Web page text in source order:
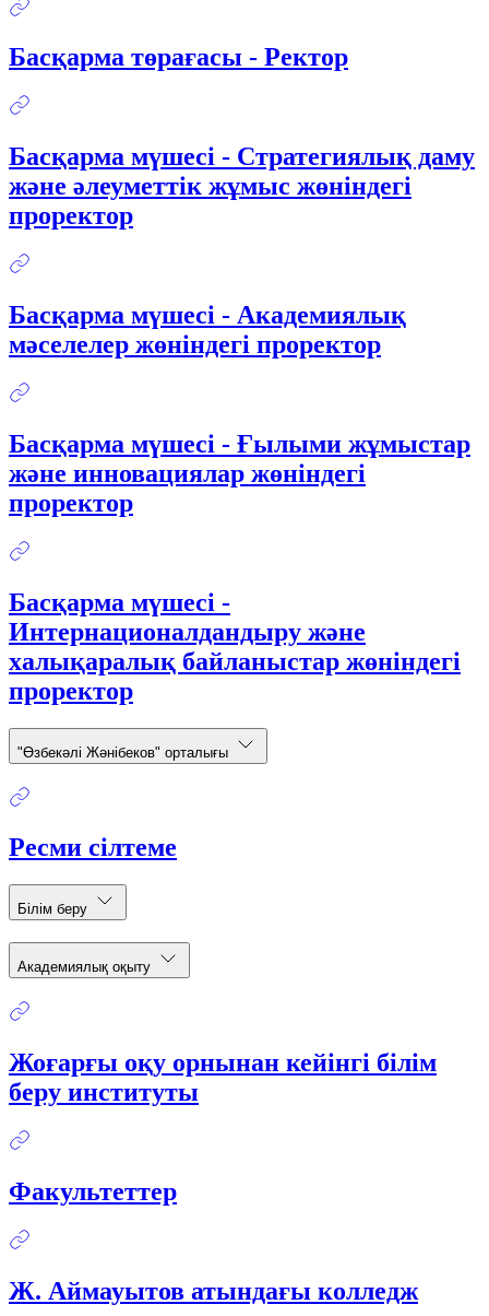
Басқарма төрағасы - Ректор
Басқарма мүшесі - Стратегиялық даму
және әлеуметтік жұмыс жөніндегі
проректор
Басқарма мүшесі - Академиялық
мәселелер жөніндегі проректор
Басқарма мүшесі - Ғылыми жұмыстар
және инновациялар жөніндегі
проректор
Басқарма мүшесі -
Интернационалдандыру және
халықаралық байланыстар жөніндегі
проректор
"Өзбекәлі Жәнібеков" орталығы
Ресми сілтеме
Білім беру
Академиялық оқыту
Жоғарғы оқу орнынан кейінгі білім
беру институты
Факультеттер
Ж. Аймауытов атындағы колледж